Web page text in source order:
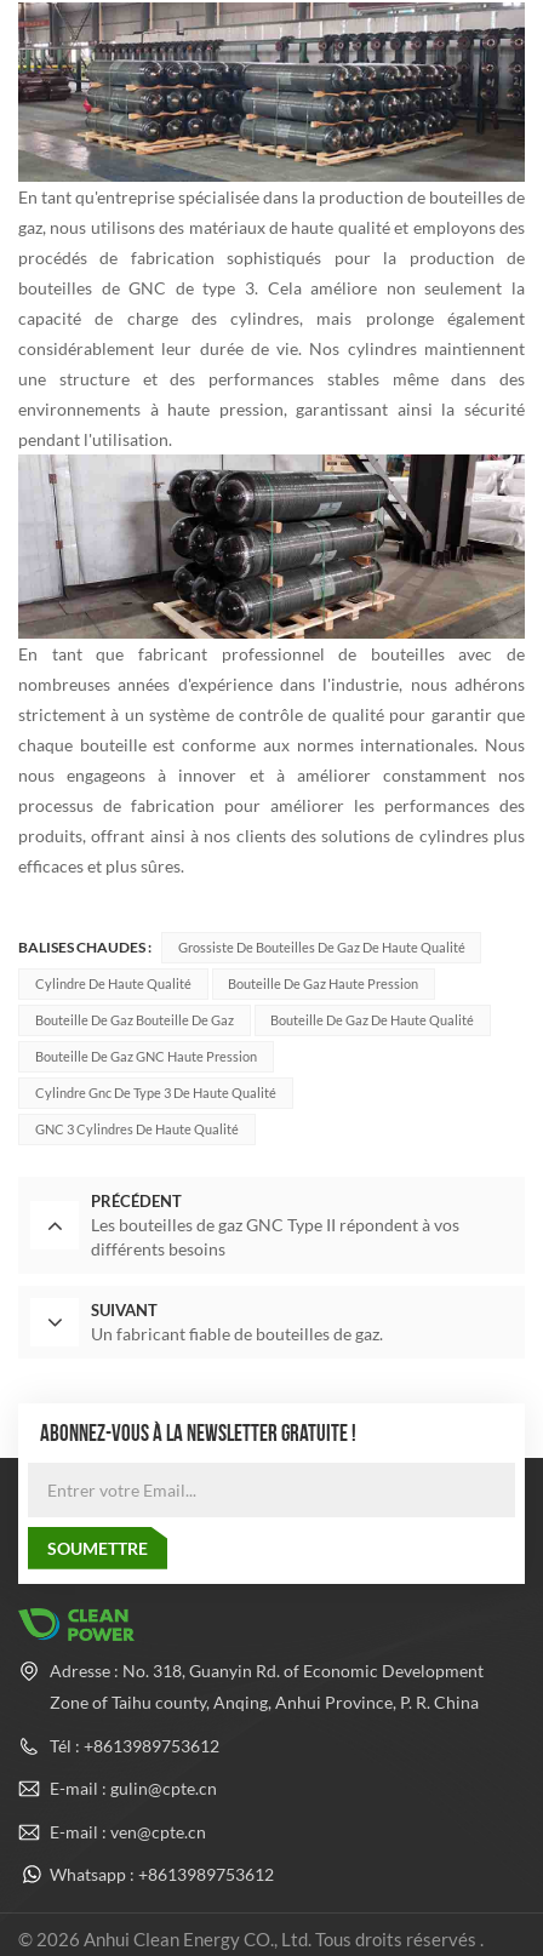
En tant qu'entreprise spécialisée dans la production de bouteilles de
gaz, nous utilisons des matériaux de haute qualité et employons des
procédés de fabrication sophistiqués pour la production de
bouteilles de GNC de type 3. Cela améliore non seulement la
capacité de charge des cylindres, mais prolonge également
considérablement leur durée de vie. Nos cylindres maintiennent
une structure et des performances stables même dans des
environnements à haute pression, garantissant ainsi la sécurité
pendant l'utilisation.
En tant que fabricant professionnel de bouteilles avec de
nombreuses années d'expérience dans l'industrie, nous adhérons
strictement à un système de contrôle de qualité pour garantir que
chaque bouteille est conforme aux normes internationales. Nous
nous engageons à innover et à améliorer constamment nos
processus de fabrication pour améliorer les performances des
produits, offrant ainsi à nos clients des solutions de cylindres plus
efficaces et plus sûres.
BALISES CHAUDES : Grossiste De Bouteilles De Gaz De Haute Qualité
Cylindre De Haute Qualité Bouteille De Gaz Haute Pression
Bouteille De Gaz Bouteille De Gaz Bouteille De Gaz De Haute Qualité
Bouteille De Gaz GNC Haute Pression
Cylindre Gnc De Type 3 De Haute Qualité
GNC 3 Cylindres De Haute Qualité
PRÉCÉDENT
Les bouteilles de gaz GNC Type II répondent à vos
différents besoins
SUIVANT
Un fabricant fiable de bouteilles de gaz.
ABONNEZ-VOUS À LA NEWSLETTER GRATUITE !
Adresse : No. 318, Guanyin Rd. of Economic Development
Zone of Taihu county, Anqing, Anhui Province, P. R. China
Tél : +8613989753612
E-mail : gulin@cpte.cn
E-mail : ven@cpte.cn
Whatsapp : +8613989753612
© 2026 Anhui Clean Energy CO., Ltd. Tous droits réservés .